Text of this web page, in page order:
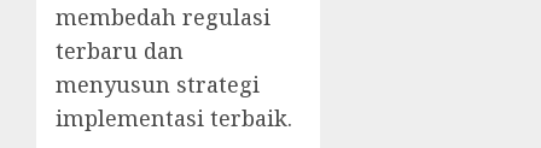
membedah regulasi
terbaru dan
menyusun strategi
implementasi terbaik.